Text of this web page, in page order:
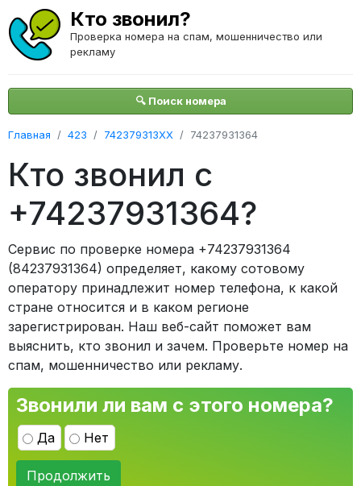
Кто звонил?
Проверка номера на спам, мошенничество или
рекламу
🔍 Поиск номера
Главная 423 742379313XX 74237931364
Кто звонил с
+74237931364?
Сервис по проверке номера +74237931364
(84237931364) определяет, какому сотовому
оператору принадлежит номер телефона, к какой
стране относится и в каком регионе
зарегистрирован. Наш веб-сайт поможет вам
выяснить, кто звонил и зачем. Проверьте номер на
спам, мошенничество или рекламу.
Звонили ли вам с этого номера?
Да Нет
Продолжить